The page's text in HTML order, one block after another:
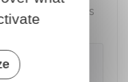
chèques énergies